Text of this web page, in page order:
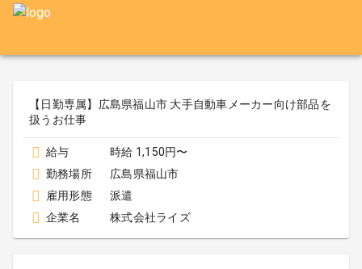
【日勤専属】広島県福山市 大手自動車メーカー向け部品を
扱うお仕事
給与
時給 1,150円〜
勤務場所
広島県福山市
雇用形態
派遣
企業名
株式会社ライズ